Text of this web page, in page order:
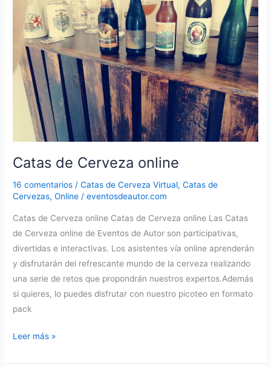
Catas de Cerveza online
16 comentarios /Catas de Cerveza Virtual,Catas de
Cervezas,Online /eventosdeautor.com
Catas de Cerveza online Catas de Cerveza online Las Catas
de Cerveza online de Eventos de Autor son participativas,
divertidas e interactivas. Los asistentes vía online aprenderán
y disfrutarán del refrescante mundo de la cerveza realizando
una serie de retos que propondrán nuestros expertos.Además
si quieres, lo puedes disfrutar con nuestro picoteo en formato
pack
Catas
Leer más »